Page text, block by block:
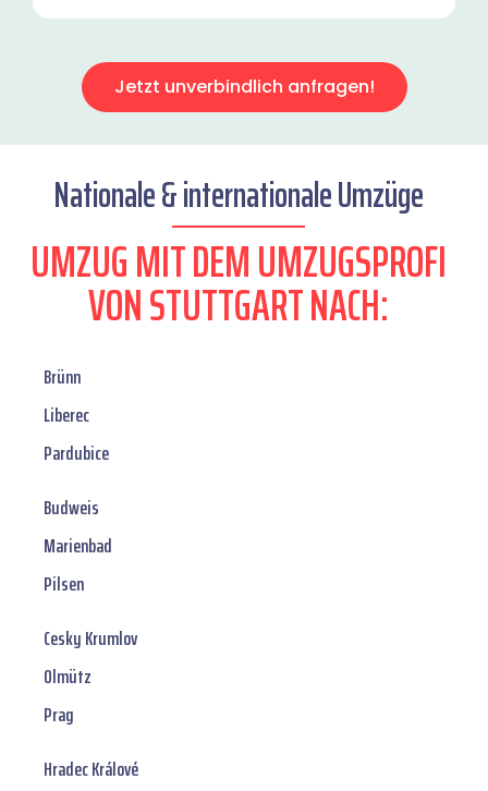
Jetzt unverbindlich anfragen!
Nationale & internationale Umzüge
UMZUG MIT DEM UMZUGSPROFI
VON STUTTGART NACH:
Brünn
Liberec
Pardubice
Budweis
Marienbad
Pilsen
Cesky Krumlov
Olmütz
Prag
Hradec Králové